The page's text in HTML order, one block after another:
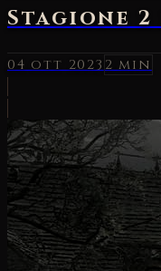
Stagione
04 ott 2023 2 min